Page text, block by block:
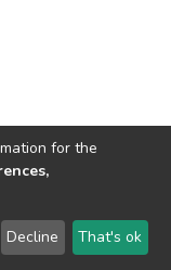
National University
LYRASIS
Send Feedback
for the
Decline That's ok